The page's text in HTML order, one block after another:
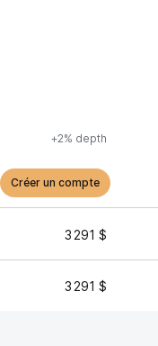
+2% depth
Créer un compte
3 291 $
3 291 $